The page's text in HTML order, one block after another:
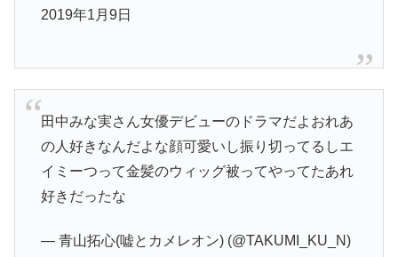
2019年1月9日
田中みな実さん女優デビューのドラマだよおれあ
の人好きなんだよな顔可愛いし振り切ってるしエ
イミーつって金髪のウィッグ被ってやってたあれ
好きだったな
— 青山拓心(嘘とカメレオン) (@TAKUMI_KU_N)